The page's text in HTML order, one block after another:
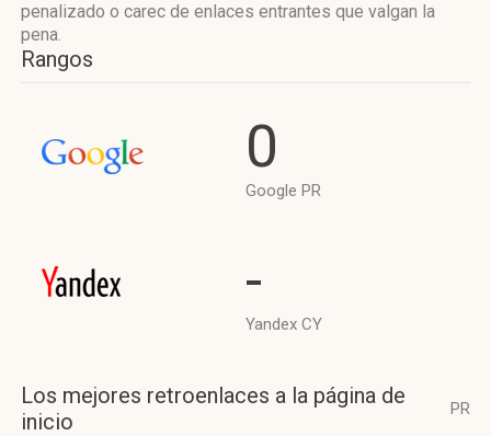
penalizado o carec de enlaces entrantes que valgan la
pena.
Rangos
0
Google PR
-
Yandex CY
Los mejores retroenlaces a la página de
inicio
PR